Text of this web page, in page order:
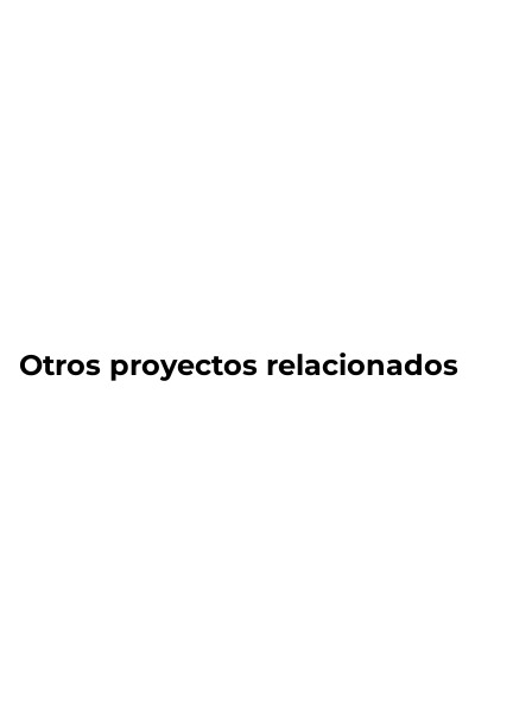
Otros proyectos relacionados